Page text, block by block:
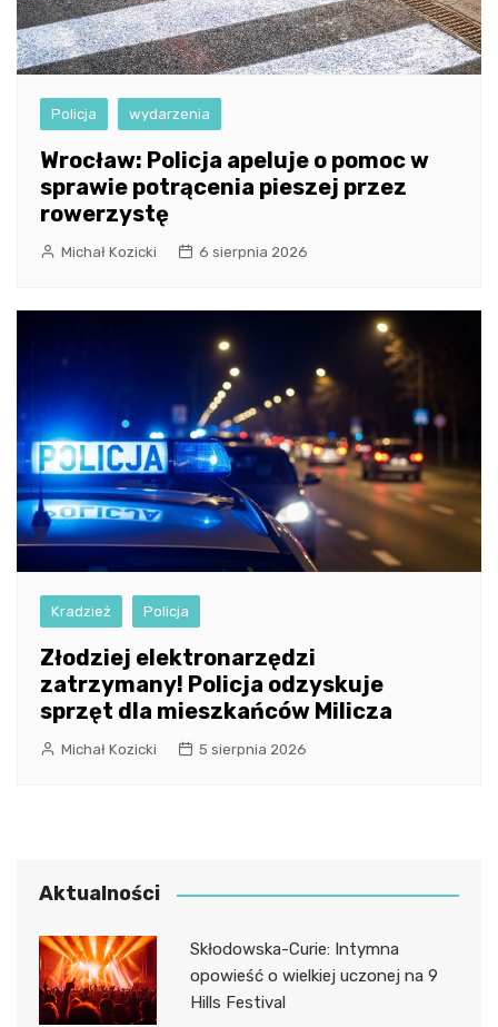
Policja wydarzenia
Wrocław: Policja apeluje o pomoc w
sprawie potrącenia pieszej przez
rowerzystę
Michał Kozicki 6 sierpnia 2026
Kradzież Policja
Złodziej elektronarzędzi
zatrzymany! Policja odzyskuje
sprzęt dla mieszkańców Milicza
Michał Kozicki 5 sierpnia 2026
Aktualności
Skłodowska-Curie: Intymna
opowieść o wielkiej uczonej na 9
Hills Festival